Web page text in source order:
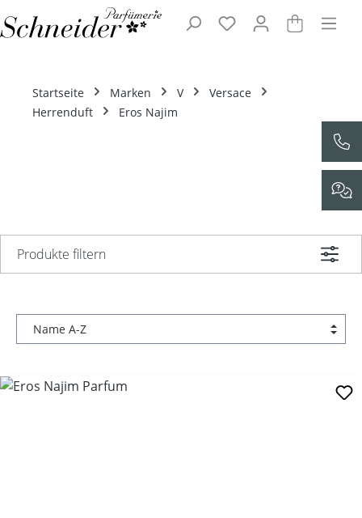
Zum Hauptinhalt springen
Startseite Marken V
Versace
Herrenduft
Eros Najim
Produkte filtern